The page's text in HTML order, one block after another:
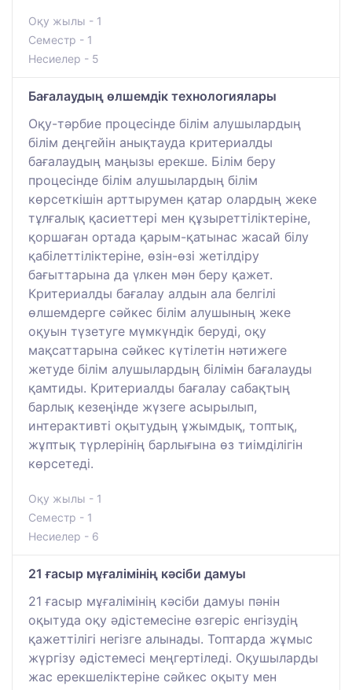
Оқу жылы - 1
Семестр - 1
Несиелер - 5
Бағалаудың өлшемдік технологиялары
Оқу-тәрбие процесінде білім алушылардың
білім деңгейін анықтауда критериалды
бағалаудың маңызы ерекше. Білім беру
процесінде білім алушылардың білім
көрсеткішін арттырумен қатар олардың жеке
тұлғалық қасиеттері мен құзыреттіліктеріне,
қоршаған ортада қарым-қатынас жасай білу
қабілеттіліктеріне, өзін-өзі жетілдіру
бағыттарына да үлкен мән беру қажет.
Критериалды бағалау алдын ала белгілі
өлшемдерге сәйкес білім алушының жеке
оқуын түзетуге мүмкүндік беруді, оқу
мақсаттарына сәйкес күтілетін нәтижеге
жетуде білім алушылардың білімін бағалауды
қамтиды. Критериалды бағалау сабақтың
барлық кезеңінде жүзеге асырылып,
интерактивті оқытудың ұжымдық, топтық,
жұптық түрлерінің барлығына өз тиімділігін
көрсетеді.
Оқу жылы - 1
Семестр - 1
Несиелер - 6
21 ғасыр мұғалімінің кәсіби дамуы
21 ғасыр мұғалімінің кәсіби дамуы пәнін
оқытуда оқу әдістемесіне өзгеріс енгізудің
қажеттілігі негізге алынады. Топтарда жұмыс
жүргізу әдістемесі меңгертіледі. Оқушыларды
жас ерекшеліктеріне сәйкес оқыту мен